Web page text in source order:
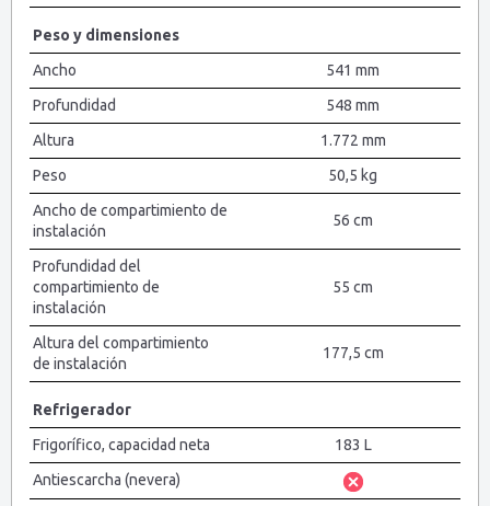
Peso y dimensiones
Ancho
541 mm
Profundidad
548 mm
Altura
1.772 mm
Peso
50,5 kg
Ancho de compartimiento de
instalación
56 cm
Profundidad del
compartimiento de
instalación
55 cm
Altura del compartimiento
de instalación
177,5 cm
Refrigerador
Frigorífico, capacidad neta
183 L
Antiescarcha (nevera)